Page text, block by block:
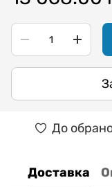
До
Доставка